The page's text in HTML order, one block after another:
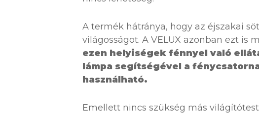
A termék hátránya, hogy az éjszakai
világosságot. A VELUX azonban ezt is
ezen helyiségek fénnyel való
lámpa segítségével a
használható.
Emellett nincs szükség más